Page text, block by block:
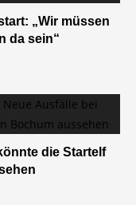
„Wir müssen
da sein“
die Startelf